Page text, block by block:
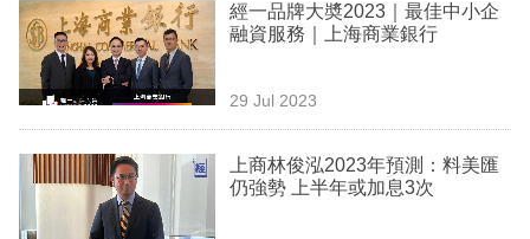
職
場
生
事
經一品牌大奬2023｜最佳中小企
融資服務｜上海商業銀行
29 Jul 2023
上商林俊泓2023年預測：料美匯
仍強勢 上半年或加息3次